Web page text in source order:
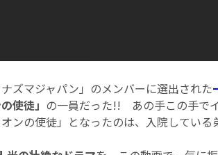
ズマジャパン」のメンバーに選出された
使徒」 の一員だった!! あの手この手で
ンの使徒」となったのは、入院している